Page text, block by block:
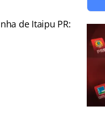
de Itaipu PR: